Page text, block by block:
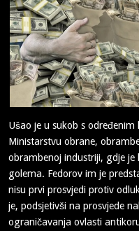
Ušao je u sukob s određenim
Ministarstvu obrane,
obrambenoj industriji, gdje je
golema. Fedorov im je
nisu prvi prosvjedi protiv
je, podsjetivši na prosvjede
ograničavanja ovlasti